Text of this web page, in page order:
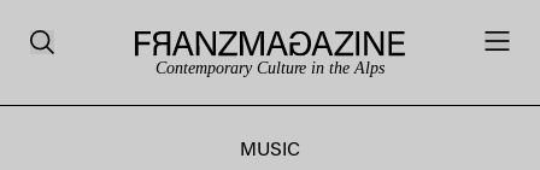
Contemporary Culture in the Alps
MUSIC